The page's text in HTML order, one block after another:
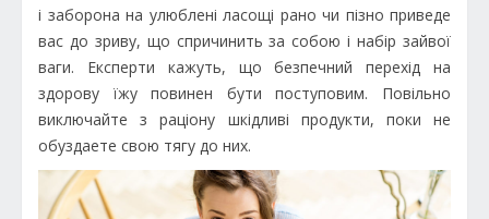
і заборона на улюблені ласощі рано чи пізно приведе
вас до зриву, що спричинить за собою і набір зайвої
ваги. Експерти кажуть, що безпечний перехід на
здорову їжу повинен бути поступовим. Повільно
виключайте з раціону шкідливі продукти, поки не
обуздаете свою тягу до них.